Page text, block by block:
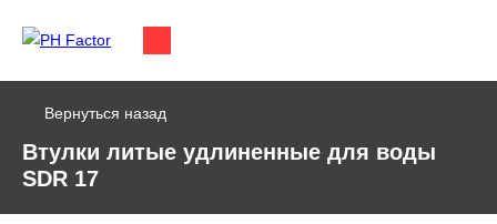
Вернуться назад
Втулки литые удлиненные для воды
SDR 17